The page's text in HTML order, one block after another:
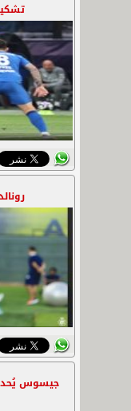
جيسوس